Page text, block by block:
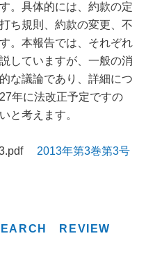
。具体的には、約款の定
ち規則、約款の変更、不
。本報告では、それぞれ
していますが、一般の消
な議論であり、詳細につ
年に法改正予定ですの
と考えます。
2013年第3巻第3号
REVIEW